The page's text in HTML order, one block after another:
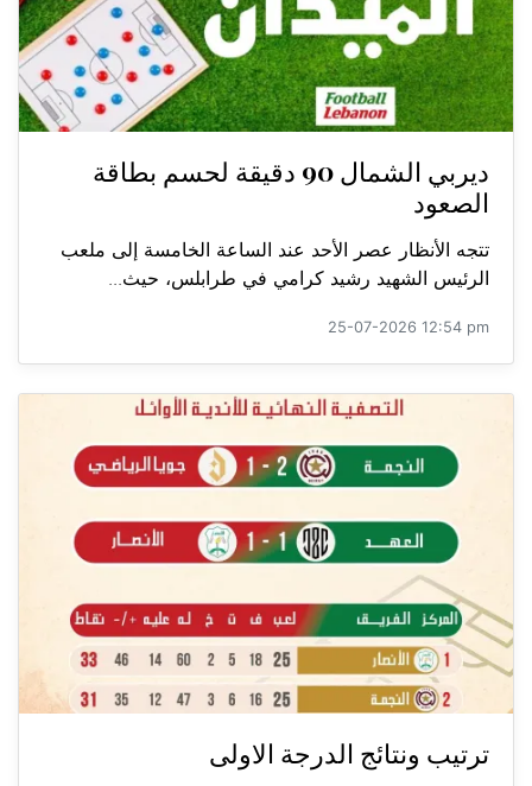
ديربي الشمال 90 دقيقة لحسم بطاقة
الصعود
تتجه الأنظار عصر الأحد عند الساعة الخامسة إلى ملعب
الرئيس الشهيد رشيد كرامي في طرابلس، حيث...
25-07-2026 12:54 pm
ترتيب ونتائج الدرجة الاولى